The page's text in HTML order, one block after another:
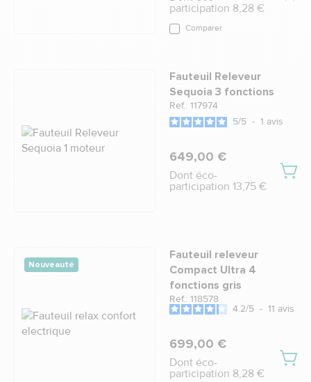
participation 8,28 €
Comparer
Fauteuil Releveur
Sequoia 3 fonctions
Ref.: 117974
5/5 - 1 avis
649,00 €
Dont éco-
participation 13,75 €
Nouveauté
Fauteuil releveur
Compact Ultra 4
fonctions gris
Ref.: 118578
4.2/5 - 11 avis
699,00 €
Dont éco-
participation 8,28 €